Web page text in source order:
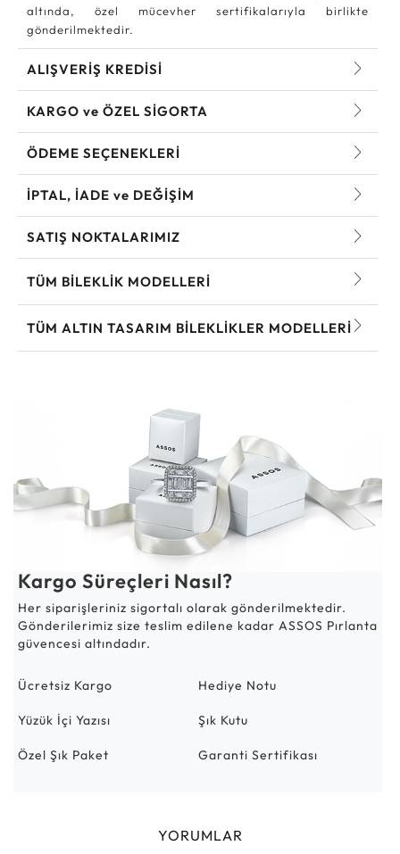
altında, özel mücevher sertifikalarıyla birlikte
gönderilmektedir.
ALIŞVERİŞ KREDİSİ
KARGO ve ÖZEL SİGORTA
ÖDEME SEÇENEKLERİ
İPTAL, İADE ve DEĞİŞİM
SATIŞ NOKTALARIMIZ
TÜM BILEKLIK MODELLERI
TÜM ALTIN TASARIM BILEKLIKLER MODELLERI
Kargo Süreçleri Nasıl?
Her siparişleriniz sigortalı olarak gönderilmektedir.
Gönderilerimiz size teslim edilene kadar ASSOS Pırlanta
güvencesi altındadır.
Ücretsiz Kargo Hediye Notu
Yüzük İçi Yazısı Şık Kutu
Özel Şık Paket Garanti Sertifikası
YORUMLAR